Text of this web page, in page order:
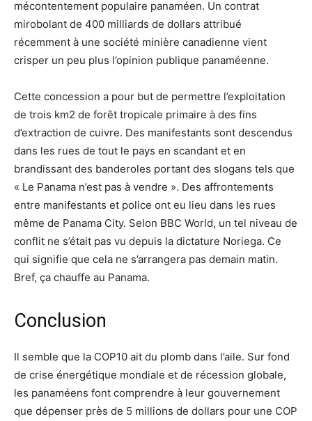
mécontentement populaire panaméen. Un contrat
mirobolant de 400 milliards de dollars attribué
récemment à une société minière canadienne vient
crisper un peu plus l’opinion publique panaméenne.
Cette concession a pour but de permettre l’exploitation
de trois km2 de forêt tropicale primaire à des fins
d’extraction de cuivre. Des manifestants sont descendus
dans les rues de tout le pays en scandant et en
brandissant des banderoles portant des slogans tels que
« Le Panama n’est pas à vendre ». Des affrontements
entre manifestants et police ont eu lieu dans les rues
même de Panama City. Selon BBC World, un tel niveau de
conflit ne s’était pas vu depuis la dictature Noriega. Ce
qui signifie que cela ne s’arrangera pas demain matin.
Bref, ça chauffe au Panama.
Conclusion
Il semble que la COP10 ait du plomb dans l’aile. Sur fond
de crise énergétique mondiale et de récession globale,
les panaméens font comprendre à leur gouvernement
que dépenser près de 5 millions de dollars pour une COP